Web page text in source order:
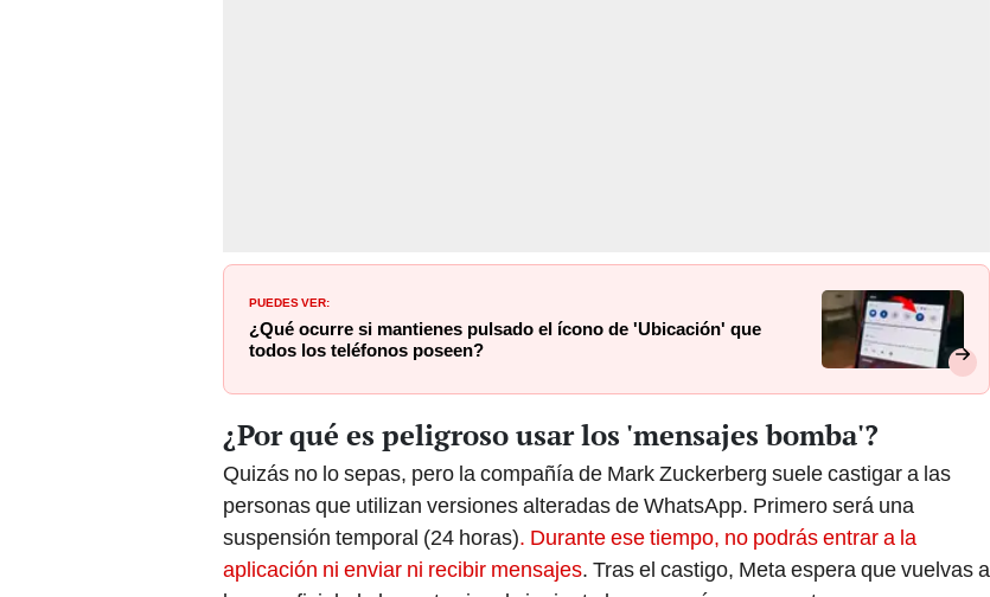
PUEDES VER:
¿Qué ocurre si mantienes pulsado el ícono de 'Ubicación' que
todos los teléfonos poseen?
¿Por qué es peligroso usar los 'mensajes bomba'?
Quizás no lo sepas, pero la compañía de Mark Zuckerberg suele castigar a las
personas que utilizan versiones alteradas de WhatsApp. Primero será una
suspensión temporal (24 horas). Durante ese tiempo, no podrás entrar a la
aplicación ni enviar ni recibir mensajes. Tras el castigo, Meta espera que vuelvas a